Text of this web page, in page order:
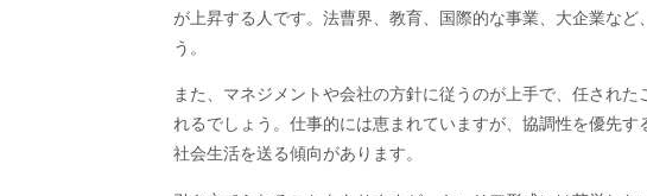
が上昇する人です。法曹界、教育、国際的な事業、大企業な
う。
また、マネジメントや会社の方針に従うのが上手で、任され
れるでしょう。仕事的には恵まれていますが、協調性を優先
社会生活を送る傾向があります。